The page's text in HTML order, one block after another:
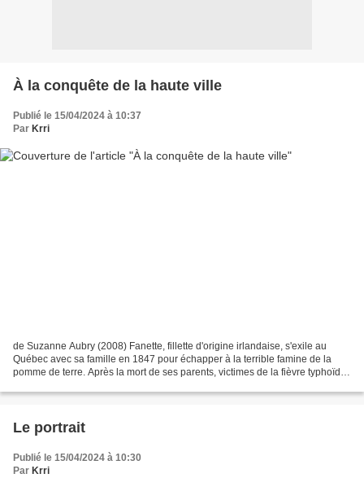
À la conquête de la haute ville
Publié le 15/04/2024 à 10:37
Par Krri
de Suzanne Aubry (2008) Fanette, fillette d'origine irlandaise, s'exile au
Québec avec sa famille en 1847 pour échapper à la terrible famine de la
pomme de terre. Après la mort de ses parents, victimes de la fièvre typhoïde,
Le portrait
Publié le 15/04/2024 à 10:30
Par Krri